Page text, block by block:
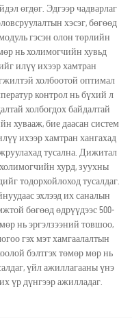
өгдөг. Эдгээр чадварлаг
хэсэг, бөгөөд
гэсэн олон төрлийн
нь холимогчийн хувьд
илүү ихээр хамтран
холбоотой оптимал
контрол нь бүхий л
холбогдох байдалтай
хувааж, бие даасан систем
ихээр хамтран хангахад
тусална. Дижитал
хурд, зуухны
тодорхойлоход тусалдаг.
эхлээд их саналын
бөгөөд өдрүүдээс 500-
нь эргэлзээний товшоо,
гэх мэт хамгаалалтын
бэлтгэх төмөр мөр нь
үйл ажиллагааны үнэ
үр дүнгээр ажилладаг.